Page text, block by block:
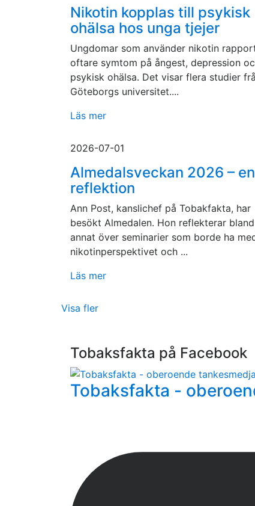
Nikotin kopplas till psykisk
ohälsa hos unga tjejer
Ungdomar som använder nikotin
oftare symtom på ångest, depression
psykisk ohälsa. Det visar flera studier
Göteborgs universitet....
Läs mer
2026-07-01
Almedalsveckan 2026 – en
reflektion
Ann Post, kanslichef på Tobakfakta, har
besökt Almedalen. Hon reflekterar bland
annat över seminarier som borde ha
nikotinperspektivet och ...
Läs mer
Visa fler
Tobaksfakta på Facebook
Tobaksfakta -